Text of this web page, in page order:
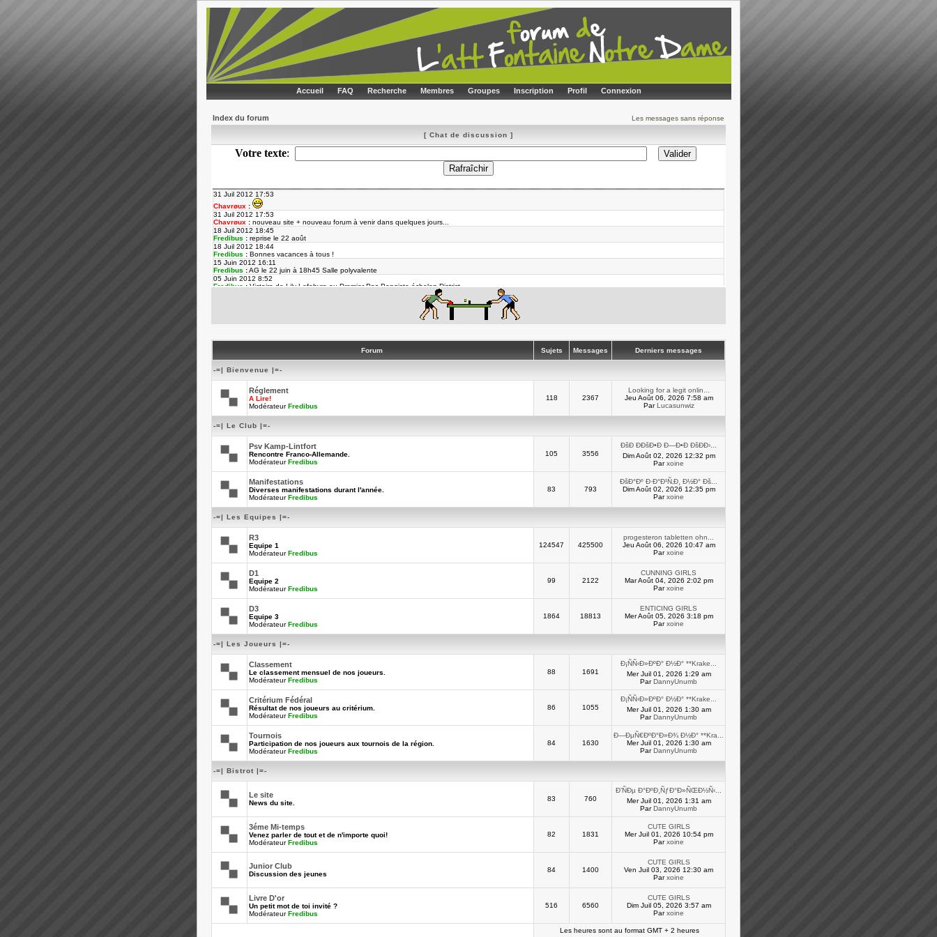
Accueil FAQ Recherche Membres Groupes Inscription Profil Connexion
Index du forum Les messages sans réponse
[ Chat de discussion ]
Forum Sujets Messages Derniers messages
-=| Bienvenue |=-
Réglement
A Lire!
ModérateurFredibus
118 2367
Looking for a legit onlin...
Jeu Août 06, 2026 7:58 am
ParLucasunwiz
-=| Le Club |=-
Psv Kamp-Lintfort
Rencontre Franco-Allemande.
ModérateurFredibus
105 3556
ÐšÐ ÐÐšÐ•Ð Ð—Ð•Ð ÐšÐÐ›...
Dim Août 02, 2026 12:32 pm
Parxoine
Manifestations
Diverses manifestations durant l'année.
ModérateurFredibus
83 793
ÐšÐ°Ðº Ð·Ð°Ð¹Ñ‚Ð¸ Ð½Ð° Ðš...
Dim Août 02, 2026 12:35 pm
Parxoine
-=| Les Equipes |=-
R3
Equipe 1
ModérateurFredibus
124547 425500
progesteron tabletten ohn...
Jeu Août 06, 2026 10:47 am
Parxoine
D1
Equipe 2
ModérateurFredibus
99 2122
CUNNING GIRLS
Mar Août 04, 2026 2:02 pm
Parxoine
D3
Equipe 3
ModérateurFredibus
1864 18813
ENTICING GIRLS
Mer Août 05, 2026 3:18 pm
Parxoine
-=| Les Joueurs |=-
Classement
Le classement mensuel de nos joueurs.
ModérateurFredibus
88 1691
Ð¡ÑÑ‹Ð»ÐºÐ° Ð½Ð° **Krake...
Mer Juil 01, 2026 1:29 am
ParDannyUnumb
Critérium Fédéral
Résultat de nos joueurs au critérium.
ModérateurFredibus
86 1055
Ð¡ÑÑ‹Ð»ÐºÐ° Ð½Ð° **Krake...
Mer Juil 01, 2026 1:30 am
ParDannyUnumb
Tournois
Participation de nos joueurs aux tournois de la région.
ModérateurFredibus
84 1630
Ð—ÐµÑ€ÐºÐ°Ð»Ð¾ Ð½Ð° **Kra...
Mer Juil 01, 2026 1:30 am
ParDannyUnumb
-=| Bistrot |=-
Le site
News du site.
83 760
Ð’ÑÐµ Ð°ÐºÐ¸ÑƒÐ°Ð»ÑŒÐ½Ñ‹...
Mer Juil 01, 2026 1:31 am
ParDannyUnumb
3éme Mi-temps
Venez parler de tout et de n'importe quoi!
ModérateurFredibus
82 1831
CUTE GIRLS
Mer Juil 01, 2026 10:54 pm
Parxoine
Junior Club
Discussion des jeunes
84 1400
CUTE GIRLS
Ven Juil 03, 2026 12:30 am
Parxoine
Livre D'or
Un petit mot de toi invité ?
ModérateurFredibus
516 6560
CUTE GIRLS
Dim Juil 05, 2026 3:57 am
Parxoine
Les heures sont au format GMT + 2 heures